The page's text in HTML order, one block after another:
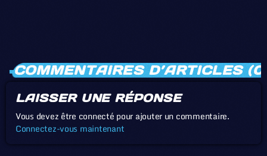
COMMENTAIRES D’ARTICLES
LAISSER UNE RÉPONSE
Vous devez être connecté pour ajouter un commentaire.
Connectez-vous maintenant